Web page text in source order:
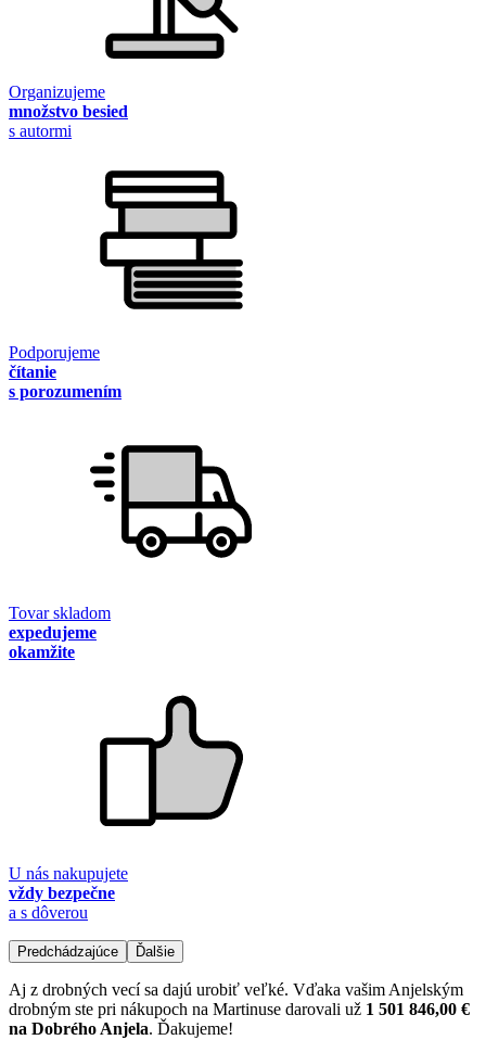
Organizujeme
množstvo besied
s autormi
Podporujeme
čítanie
s porozumením
Tovar skladom
expedujeme
okamžite
U nás nakupujete
vždy bezpečne
a s dôverou
Predchádzajúce Ďalšie
Aj z drobných vecí sa dajú urobiť veľké. Vďaka vašim Anjelským
drobným ste pri nákupoch na Martinuse darovali už 1 501 846,00 €
na Dobrého Anjela. Ďakujeme!